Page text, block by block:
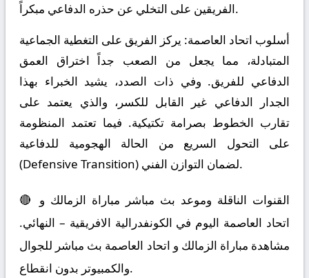
الفريقين على التخلي عن حذره الدفاعي مبكراً.
أسلوب اتحاد العاصمة: يركز الفريق على التغطية الجماعية
المتبادلة، مما يجعل من الصعب جداً اختراق العمق
الدفاعي للفريق. وفي ذات الصدد، يشيد الخبراء بهذا
الجدار الدفاعي غير القابل للكسر، والذي يعتمد على
تقارب الخطوط بصرامة تكتيكية. فيما تعتمد المنظومة
على التحول السريع من الحالة الهجومية للدفاعية
(Defensive Transition) لضمان التوازن الفني.
🔴 القنوات الناقلة وموعد بث مباشر مباراة الزمالك و
اتحاد العاصمة اليوم في الكونفدرالية الافريقية – النهائي.
مشاهدة مباراة الزمالك و اتحاد العاصمة بث مباشر للجوال
والكمبيوتر بدون انقطاع.